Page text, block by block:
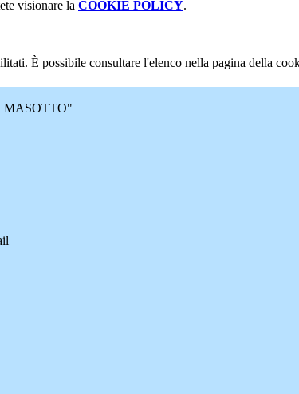
visionare la COOKIE POLICY.
È possibile consultare l'elenco nella pagina della
MASOTTO"